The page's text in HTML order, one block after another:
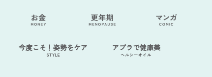
今度こそ！姿勢をケア
STYLE
アブラで健康美
ヘルシーオイル